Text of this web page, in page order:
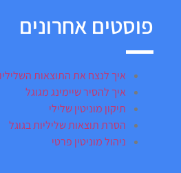
פוסטים אחרונים
איך לנצח את התוצאות
איך להסיר שיימינג מגוגל
תיקון מוניטין שלילי
הסרת תוצאות שליליות בגוגל
ניהול מוניטין פרטי